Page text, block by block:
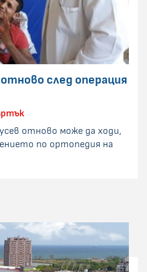
след операция
отново може да ходи,
по ортопедия на